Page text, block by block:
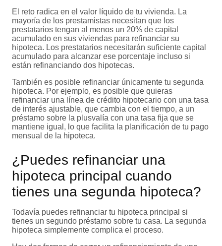
El reto radica en el valor líquido de tu vivienda. La
mayoría de los prestamistas necesitan que los
prestatarios tengan al menos un 20% de capital
acumulado en sus viviendas para refinanciar su
hipoteca. Los prestatarios necesitarán suficiente capital
acumulado para alcanzar ese porcentaje incluso si
están refinanciando dos hipotecas.
También es posible refinanciar únicamente tu segunda
hipoteca. Por ejemplo, es posible que quieras
refinanciar una línea de crédito hipotecario con una tasa
de interés ajustable, que cambia con el tiempo, a un
préstamo sobre la plusvalía con una tasa fija que se
mantiene igual, lo que facilita la planificación de tu pago
mensual de la hipoteca.
¿Puedes refinanciar una
hipoteca principal cuando
tienes una segunda hipoteca?
Todavía puedes refinanciar tu hipoteca principal si
tienes un segundo préstamo sobre tu casa. La segunda
hipoteca simplemente complica el proceso.